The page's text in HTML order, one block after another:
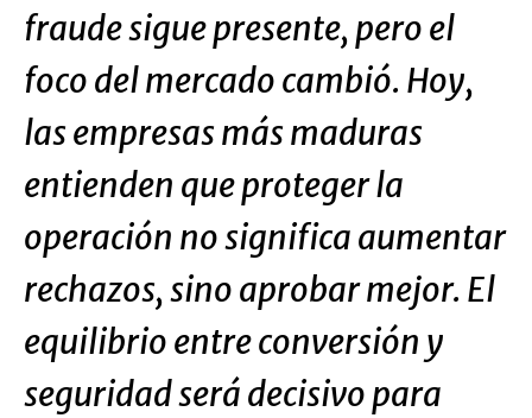
fraude sigue presente, pero el
foco del mercado cambió. Hoy,
las empresas más maduras
entienden que proteger la
operación no significa aumentar
rechazos, sino aprobar mejor. El
equilibrio entre conversión y
seguridad será decisivo para